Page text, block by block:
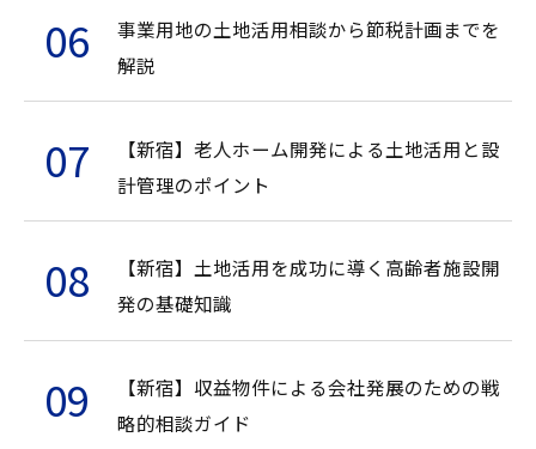
事業用地の土地活用相談から節税計画までを
解説
【新宿】老人ホーム開発による土地活用と設
計管理のポイント
【新宿】土地活用を成功に導く高齢者施設開
発の基礎知識
【新宿】収益物件による会社発展のための戦
略的相談ガイド